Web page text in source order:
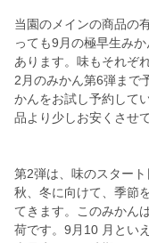
当園のメインの商品の
っても9月の極早生み
あります。味もそれぞ
2月のみかん第6弾まで
かんをお試し予約して
品より少しお安くさせ
第2弾は、味のスター
秋、冬に向けて、季節
てきます。このみかん
荷です。9月10 月とい